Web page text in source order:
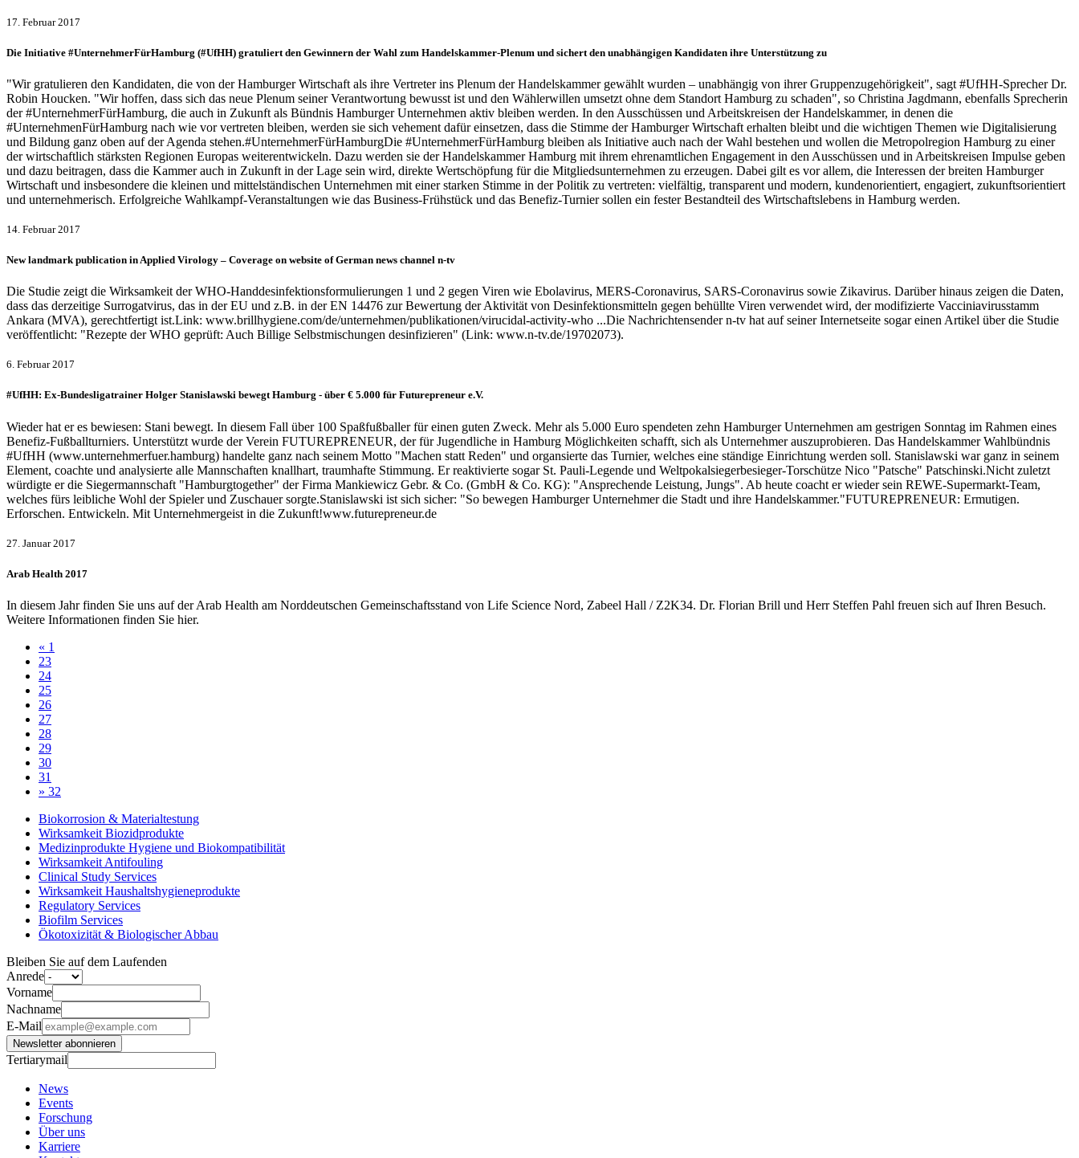
17. Februar 2017
Die Initiative #UnternehmerFürHamburg (#UfHH) gratuliert den Gewinnern der Wahl zum Handelskammer-Plenum und sichert den unabhängigen Kandidaten ihre Unterstützung zu
"Wir gratulieren den Kandidaten, die von der Hamburger Wirtschaft als ihre Vertreter ins Plenum der Handelskammer gewählt wurden – unabhängig von ihrer Gruppenzugehörigkeit", sagt #UfHH-Sprecher Dr.
Robin Houcken. "Wir hoffen, dass sich das neue Plenum seiner Verantwortung bewusst ist und den Wählerwillen umsetzt ohne dem Standort Hamburg zu schaden", so Christina Jagdmann, ebenfalls Sprecherin
der #UnternehmerFürHamburg, die auch in Zukunft als Bündnis Hamburger Unternehmen aktiv bleiben werden. In den Ausschüssen und Arbeitskreisen der Handelskammer, in denen die
#UnternehmenFürHamburg nach wie vor vertreten bleiben, werden sie sich vehement dafür einsetzen, dass die Stimme der Hamburger Wirtschaft erhalten bleibt und die wichtigen Themen wie Digitalisierung
und Bildung ganz oben auf der Agenda stehen.#UnternehmerFürHamburgDie #UnternehmerFürHamburg bleiben als Initiative auch nach der Wahl bestehen und wollen die Metropolregion Hamburg zu einer
der wirtschaftlich stärksten Regionen Europas weiterentwickeln. Dazu werden sie der Handelskammer Hamburg mit ihrem ehrenamtlichen Engagement in den Ausschüssen und in Arbeitskreisen Impulse geben
und dazu beitragen, dass die Kammer auch in Zukunft in der Lage sein wird, direkte Wertschöpfung für die Mitgliedsunternehmen zu erzeugen. Dabei gilt es vor allem, die Interessen der breiten Hamburger
Wirtschaft und insbesondere die kleinen und mittelständischen Unternehmen mit einer starken Stimme in der Politik zu vertreten: vielfältig, transparent und modern, kundenorientiert, engagiert, zukunftsorientiert
und unternehmerisch. Erfolgreiche Wahlkampf-Veranstaltungen wie das Business-Frühstück und das Benefiz-Turnier sollen ein fester Bestandteil des Wirtschaftslebens in Hamburg werden.
14. Februar 2017
New landmark publication in Applied Virology – Coverage on website of German news channel n-tv
Die Studie zeigt die Wirksamkeit der WHO-Handdesinfektionsformulierungen 1 und 2 gegen Viren wie Ebolavirus, MERS-Coronavirus, SARS-Coronavirus sowie Zikavirus. Darüber hinaus zeigen die Daten,
dass das derzeitige Surrogatvirus, das in der EU und z.B. in der EN 14476 zur Bewertung der Aktivität von Desinfektionsmitteln gegen behüllte Viren verwendet wird, der modifizierte Vacciniavirusstamm
Ankara (MVA), gerechtfertigt ist.Link: www.brillhygiene.com/de/unternehmen/publikationen/virucidal-activity-who ...Die Nachrichtensender n-tv hat auf seiner Internetseite sogar einen Artikel über die Studie
veröffentlicht: "Rezepte der WHO geprüft: Auch Billige Selbstmischungen desinfizieren" (Link: www.n-tv.de/19702073).
6. Februar 2017
#UfHH: Ex-Bundesligatrainer Holger Stanislawski bewegt Hamburg - über € 5.000 für Futurepreneur e.V.
Wieder hat er es bewiesen: Stani bewegt. In diesem Fall über 100 Spaßfußballer für einen guten Zweck. Mehr als 5.000 Euro spendeten zehn Hamburger Unternehmen am gestrigen Sonntag im Rahmen eines
Benefiz-Fußballturniers. Unterstützt wurde der Verein FUTUREPRENEUR, der für Jugendliche in Hamburg Möglichkeiten schafft, sich als Unternehmer auszuprobieren. Das Handelskammer Wahlbündnis
#UfHH (www.unternehmerfuer.hamburg) handelte ganz nach seinem Motto "Machen statt Reden" und organsierte das Turnier, welches eine ständige Einrichtung werden soll. Stanislawski war ganz in seinem
Element, coachte und analysierte alle Mannschaften knallhart, traumhafte Stimmung. Er reaktivierte sogar St. Pauli-Legende und Weltpokalsiegerbesieger-Torschütze Nico "Patsche" Patschinski.Nicht zuletzt
würdigte er die Siegermannschaft "Hamburgtogether" der Firma Mankiewicz Gebr. & Co. (GmbH & Co. KG): "Ansprechende Leistung, Jungs". Ab heute coacht er wieder sein REWE-Supermarkt-Team,
welches fürs leibliche Wohl der Spieler und Zuschauer sorgte.Stanislawski ist sich sicher: "So bewegen Hamburger Unternehmer die Stadt und ihre Handelskammer."FUTUREPRENEUR: Ermutigen.
Erforschen. Entwickeln. Mit Unternehmergeist in die Zukunft!www.futurepreneur.de
27. Januar 2017
Arab Health 2017
In diesem Jahr finden Sie uns auf der Arab Health am Norddeutschen Gemeinschaftsstand von Life Science Nord, Zabeel Hall / Z2K34. Dr. Florian Brill und Herr Steffen Pahl freuen sich auf Ihren Besuch.
Weitere Informationen finden Sie hier.
« 1
23
24
25
26
27
28
29
30
31
» 32
Biokorrosion & Materialtestung
Wirksamkeit Biozidprodukte
Medizinprodukte Hygiene und Biokompatibilität
Wirksamkeit Antifouling
Clinical Study Services
Wirksamkeit Haushaltshygieneprodukte
Regulatory Services
Biofilm Services
Ökotoxizität & Biologischer Abbau
Bleiben Sie auf dem Laufenden
Anrede
Vorname
Nachname
E-Mail
Newsletter abonnieren
Tertiarymail
News
Events
Forschung
Über uns
Karriere